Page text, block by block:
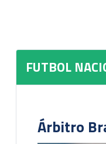
FUTBOL
Árbitro